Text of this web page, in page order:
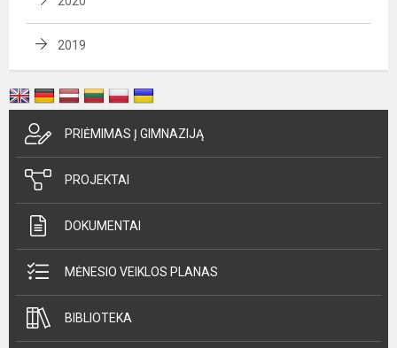
2019
PRIĖMIMAS Į GIMNAZIJĄ
PROJEKTAI
DOKUMENTAI
MĖNESIO VEIKLOS PLANAS
BIBLIOTEKA